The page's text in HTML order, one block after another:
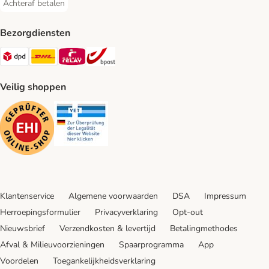
Achteraf betalen
Achteraf betalen Payment Method
Bezorgdiensten
Dpd Shipping Method
DHL Shipping Method
Mondial Relay Shipping Method
Veilig shoppen
Security
Klantenservice Algemene voorwaarden DSA
Impressum
Herroepingsformulier
Privacyverklaring
Opt-out
Nieuwsbrief
Verzendkosten & levertijd
Betalingmethodes
Afval & Milieuvoorzieningen
Spaarprogramma
App
Voordelen
Toegankelijkheidsverklaring